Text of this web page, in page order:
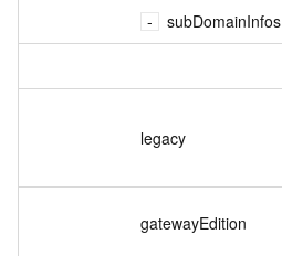
subDomainInfos
legacy
gatewayEdition